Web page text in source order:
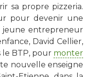
sa propre pizzeria.
pour devenir une
jeune entrepreneur
David Cellier,
le BTP, pour monter
nouvelle enseigne